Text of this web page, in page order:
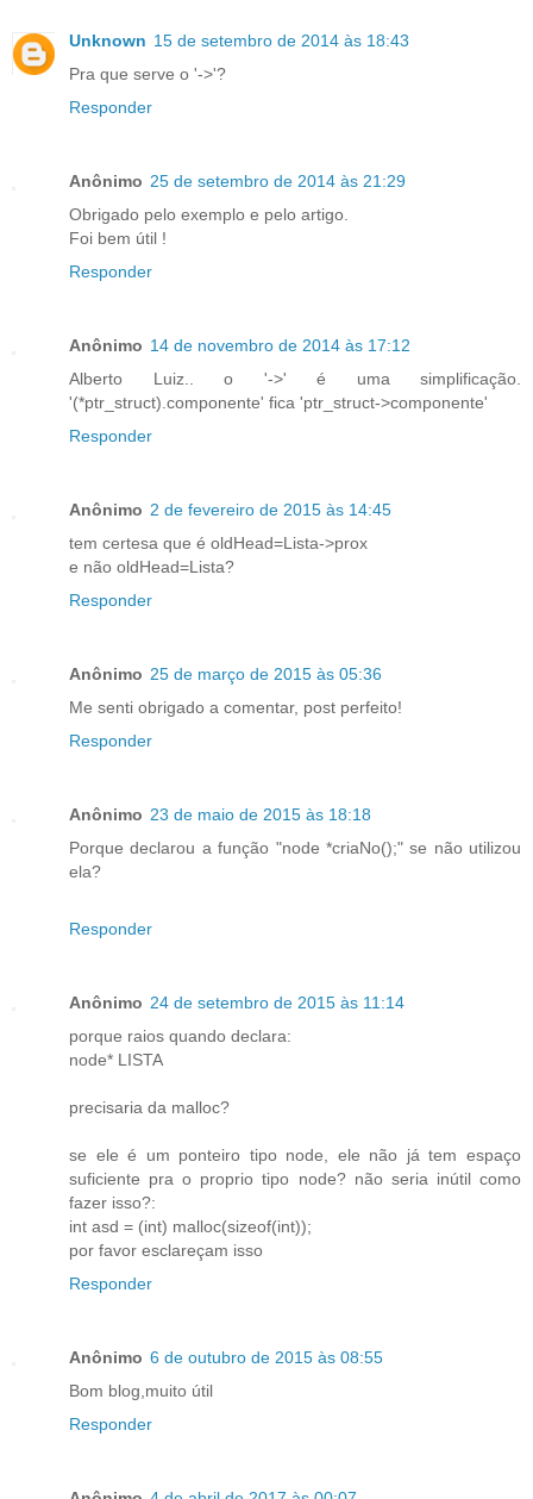
Unknown 15 de setembro de 2014 às 18:43
Pra que serve o '->'?
Responder
Anônimo 25 de setembro de 2014 às 21:29
Obrigado pelo exemplo e pelo artigo.
Foi bem útil !
Responder
Anônimo 14 de novembro de 2014 às 17:12
Alberto Luiz.. o '->' é uma simplificação.
'(*ptr_struct).componente' fica 'ptr_struct->componente'
Responder
Anônimo 2 de fevereiro de 2015 às 14:45
tem certesa que é oldHead=Lista->prox
e não oldHead=Lista?
Responder
Anônimo 25 de março de 2015 às 05:36
Me senti obrigado a comentar, post perfeito!
Responder
Anônimo 23 de maio de 2015 às 18:18
Porque declarou a função "node *criaNo();" se não utilizou
ela?
Responder
Anônimo 24 de setembro de 2015 às 11:14
porque raios quando declara:
node* LISTA
precisaria da malloc?
se ele é um ponteiro tipo node, ele não já tem espaço
suficiente pra o proprio tipo node? não seria inútil como
fazer isso?:
int asd = (int) malloc(sizeof(int));
por favor esclareçam isso
Responder
Anônimo 6 de outubro de 2015 às 08:55
Bom blog,muito útil
Responder